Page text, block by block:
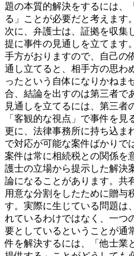
題の本質的解決をするには、
る」ことが必要だと考えます。
次に、弁護士は、証拠を収集
提に事件の見通しを立てます
手方がおりますので、自己の
通し立てると、相手方の思わ
ったという自体になりかねま
合、結論を出すのは第三者で
見通しを立てるには、第三者
「客観的な視点」で事件を見
更に、法律事務所に持ち込ま
で対応が可能な案件ばかりで
案件は常に相続税との関係を
護士の立場から提示した解決
論になることがあります。共
用意な分割をしたために贈与
す。実際に生じている問題は
れているわけではなく、一つ
要としているということが通
件を解決するには、「他士業